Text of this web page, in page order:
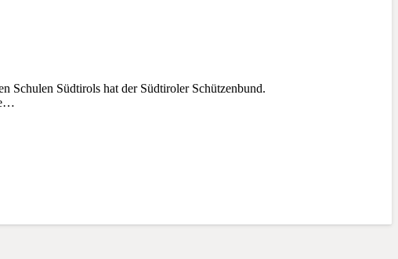
Schulen Südtirols hat der Südtiroler Schützenbund.